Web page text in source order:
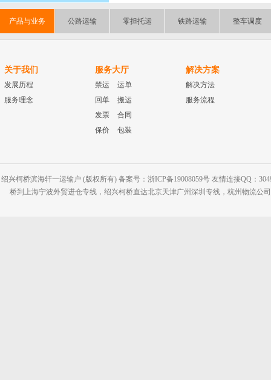
产品与业务 公路运输 零担托运 铁路运输 整车调度
关于我们
发展历程
服务理念
服务大厅
禁运
运单
回单
搬运
发票
合同
保价
包装
解决方案
解决方法
服务流程
绍兴柯桥滨海轩一运输户 (版权所有) 备案号：浙ICP备19008059号 友情连接QQ：
桥到上海宁波外贸进仓专线，绍兴柯桥直达北京天津广州深圳专线，杭州物流公